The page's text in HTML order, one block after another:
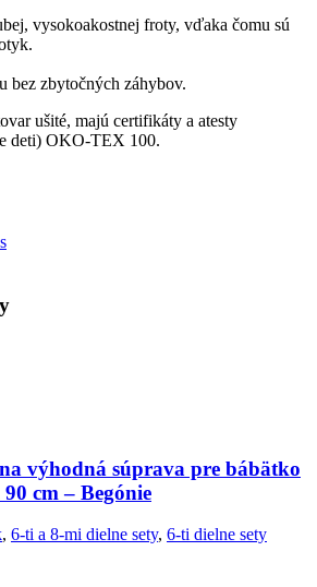
vysokoakostnej froty, vďaka čomu sú
bez zbytočných záhybov.
ušité, majú certifikáty a atesty
deti) OKO-TEX 100.
výhodná súprava pre bábätko
cm – Begónie
, 6-ti a 8-mi dielne sety, 6-ti dielne sety